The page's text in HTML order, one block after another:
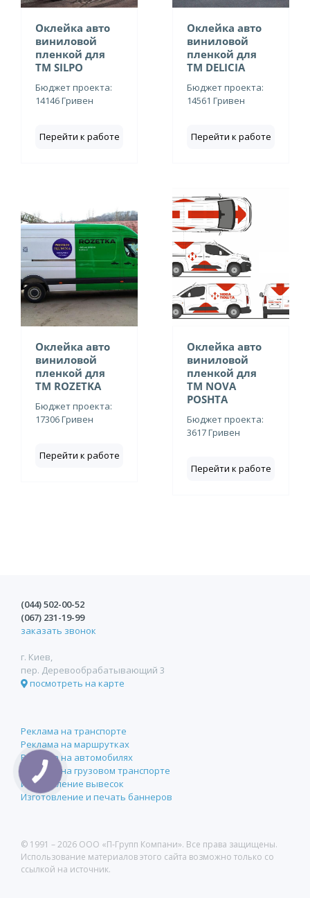
Оклейка авто
виниловой
пленкой для
ТМ SILPO
Бюджет проекта:
14146 Гривен
Перейти к работе
Оклейка авто
виниловой
пленкой для
ТМ DELICIA
Бюджет проекта:
14561 Гривен
Перейти к работе
Оклейка авто
виниловой
пленкой для
ТМ ROZETKA
Бюджет проекта:
17306 Гривен
Перейти к работе
Оклейка авто
виниловой
пленкой для
ТМ NOVA
POSHTA
Бюджет проекта:
3617 Гривен
Перейти к работе
(044)502-00-52
(067) 231-19-99
заказать звонок
г. Киев,
пер. Деревообрабатывающий 3
посмотреть на карте
Реклама на транспорте
Реклама на маршрутках
Реклама на автомобилях
Реклама на грузовом транспорте
Изготовление вывесок
Изготовление и печать баннеров
© 1991 –2026 ООО «П-Групп Компани». Все права защищены.
Использование материалов этого сайта возможно только со
ссылкой на источник.
КНОПКА
СВЯЗИ